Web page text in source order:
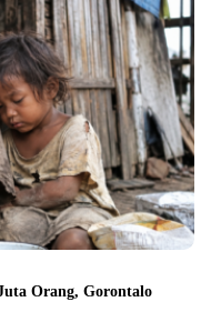
Orang, Gorontalo